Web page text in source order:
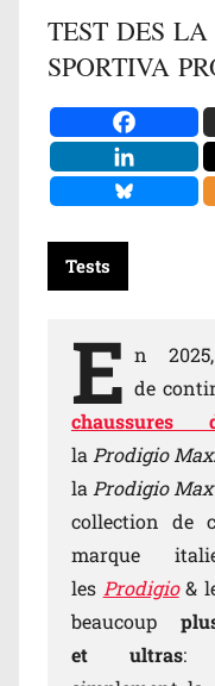
TEST DES LA
SPORTIVA
Tests
E n
de
la Prodigio Max
la Prodigio Max
collection de
marque
les Prodigio &
beaucoup
et ultras: